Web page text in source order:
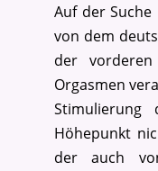
Auf der
von dem
der vorderen
Orgasmen
Stimulierung
Höhepunkt
der auch